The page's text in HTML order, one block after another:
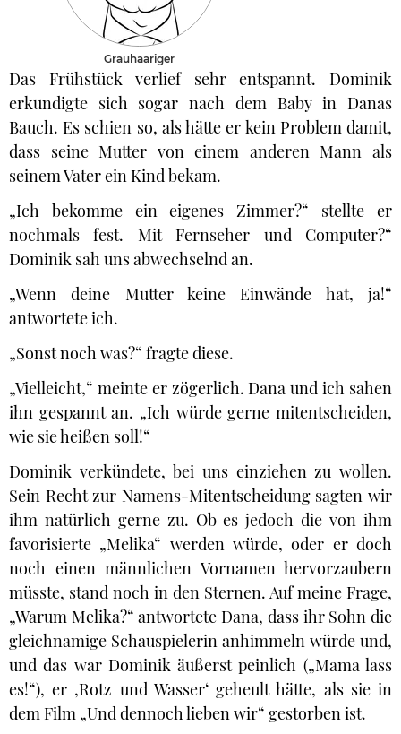
Grauhaariger
Das Frühstück verlief sehr entspannt. Dominik
erkundigte sich sogar nach dem Baby in Danas
Bauch. Es schien so, als hätte er kein Problem damit,
dass seine Mutter von einem anderen Mann als
seinem Vater ein Kind bekam.
„Ich bekomme ein eigenes Zimmer?“ stellte er
nochmals fest. Mit Fernseher und Computer?“
Dominik sah uns abwechselnd an.
„Wenn deine Mutter keine Einwände hat, ja!“
antwortete ich.
„Sonst noch was?“ fragte diese.
„Vielleicht,“ meinte er zögerlich. Dana und ich sahen
ihn gespannt an. „Ich würde gerne mitentscheiden,
wie sie heißen soll!“
Dominik verkündete, bei uns einziehen zu wollen.
Sein Recht zur Namens-Mitentscheidung sagten wir
ihm natürlich gerne zu. Ob es jedoch die von ihm
favorisierte „Melika“ werden würde, oder er doch
noch einen männlichen Vornamen hervorzaubern
müsste, stand noch in den Sternen. Auf meine Frage,
„Warum Melika?“ antwortete Dana, dass ihr Sohn die
gleichnamige Schauspielerin anhimmeln würde und,
und das war Dominik äußerst peinlich („Mama lass
es!“), er ‚Rotz und Wasser‘ geheult hätte, als sie in
dem Film „Und dennoch lieben wir“ gestorben ist.